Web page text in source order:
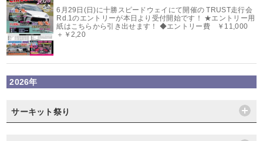
6月29日(日)に十勝スピードウェイにて開催の TRUST走行会
Rd.1のエントリーが本日より受付開始です！ ★エントリー用
紙はこちらから引き出せます！ ◆エントリー費 ￥11,000
＋￥2,20
2026年
サーキット祭り